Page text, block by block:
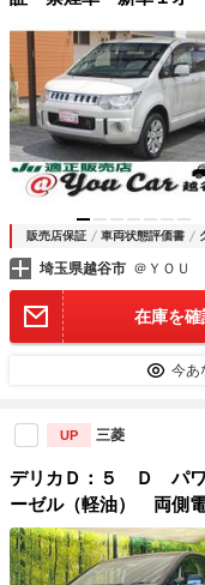
ップダウンモニター・
シートヒーター・純正
Ｃ・ＨＩＤ
販売店保証 車両状態評価書
埼玉県越谷市 ＠ＹＯＵ
在庫を
今あ
UP 三菱
デリカＤ：５ Ｄ パ
ーゼル（軽油） 両側
ックカメラ 禁煙車 シ
レコ スマートキー